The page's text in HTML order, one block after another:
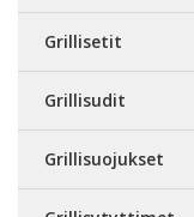
Grillisetit
Grillisudit
Grillisuojukset